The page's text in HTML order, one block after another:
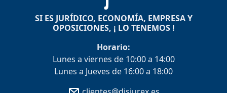
SI ES JURÍDICO, ECONOMÍA, EMPRESA Y
OPOSICIONES, ¡ LO TENEMOS !
Horario:
Lunes a viernes de 10:00 a 14:00
Lunes a Jueves de 16:00 a 18:00